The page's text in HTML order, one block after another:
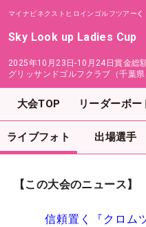
マイナビネクストヒロインゴルフツアー
Sky Look up Ladies Cup
2025年10月23日-10月24日賞金総
グリッサンドゴルフクラブ（千葉県
大会TOP リーダーボー
ライブフォト 出場選手
【この大会のニュース】
信頼置く『クロム